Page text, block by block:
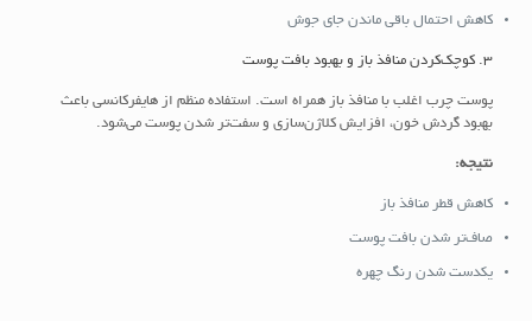
کاهش احتمال باقی ماندن جای جوش
3. کوچک‌کردن منافذ باز و بهبود بافت پوست
پوست چرب اغلب با منافذ باز همراه است. استفاده منظم از هایفرکانسی باعث
بهبود گردش خون، افزایش کلاژن‌سازی و سفت‌تر شدن پوست می‌شود.
نتیجه:
کاهش قطر منافذ باز
صاف‌تر شدن بافت پوست
یکدست شدن رنگ چهره